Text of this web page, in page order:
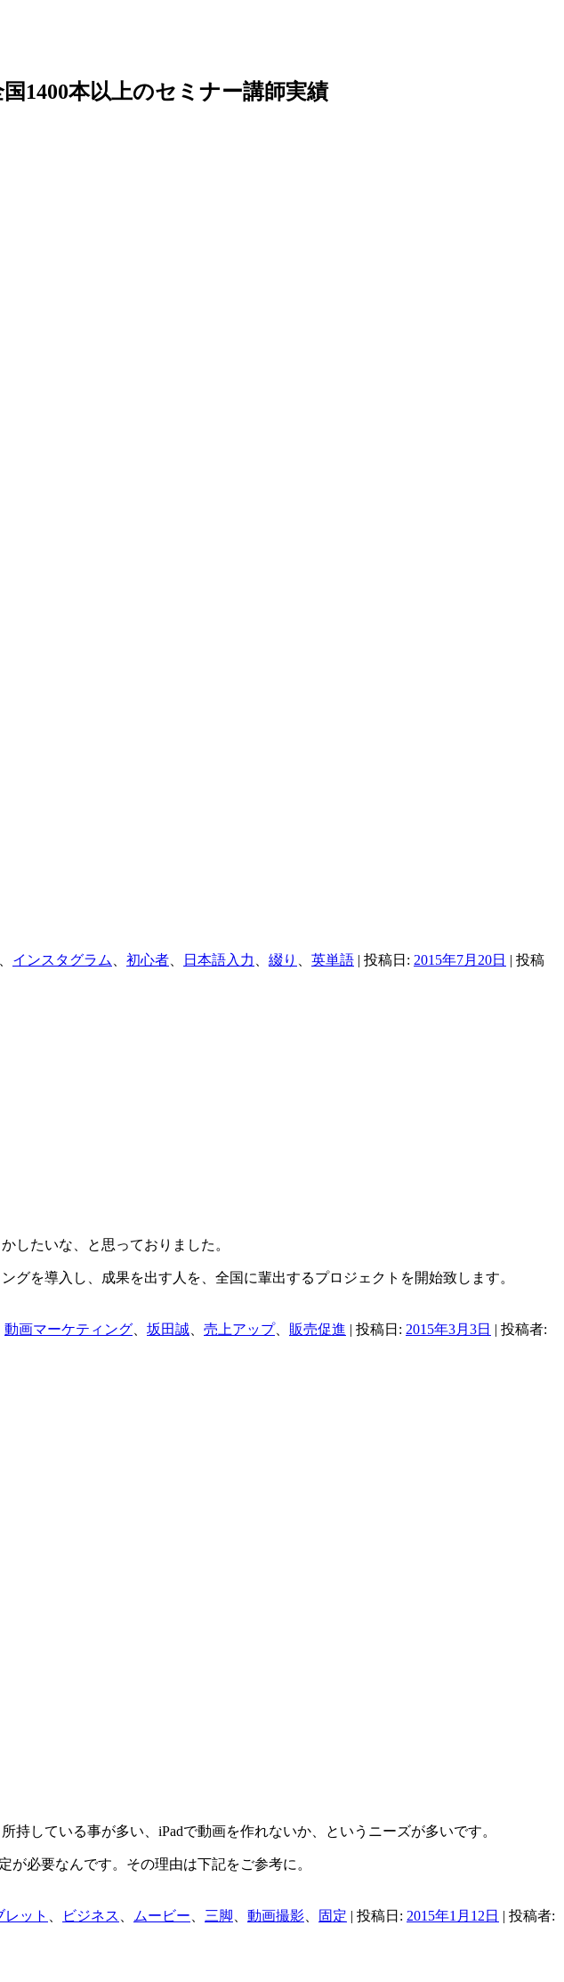
1400本以上のセミナー講師実績
インスタグラム 初心者 日本語入力 綴り 英単語 | 投稿日: 2015年7月20日 | 投稿
したいな、と思っておりました。
グを導入し、成果を出す人を、全国に輩出するプロジェクトを開始致します。
動画マーケティング 坂田誠 売上アップ、 販売促進 | 投稿日: 2015年3月3日 | 投稿者:
している事が多い、iPadで動画を作れないか、というニーズが多いです。
必要なんです。その理由は下記をご参考に。
レット ビジネス ムービー 三脚 動画撮影 固定 | 投稿日: 2015年1月12日 | 投稿者: